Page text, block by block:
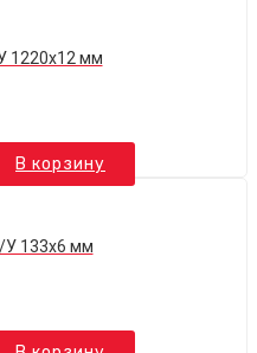
1220х12 мм
В корзину
У 133х6 мм